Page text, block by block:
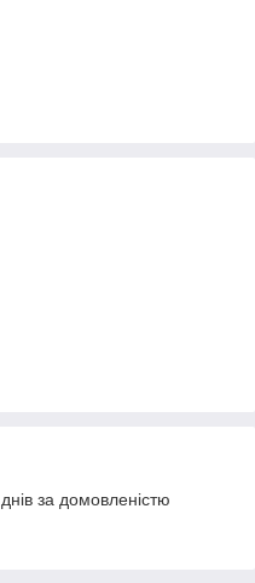
за домовленістю